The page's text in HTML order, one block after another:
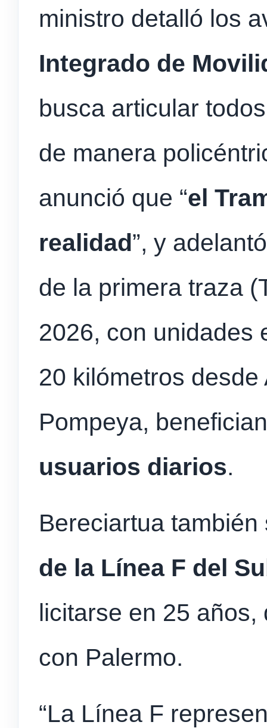
ministro detalló los
Integrado de
busca articular
de manera
anunció que “el
realidad”, y
de la primera traza
2026, con unidades
20 kilómetros
Pompeya,
usuarios diarios.
Bereciartua
de la Línea F del
licitarse en 25
con Palermo.
“La Línea F